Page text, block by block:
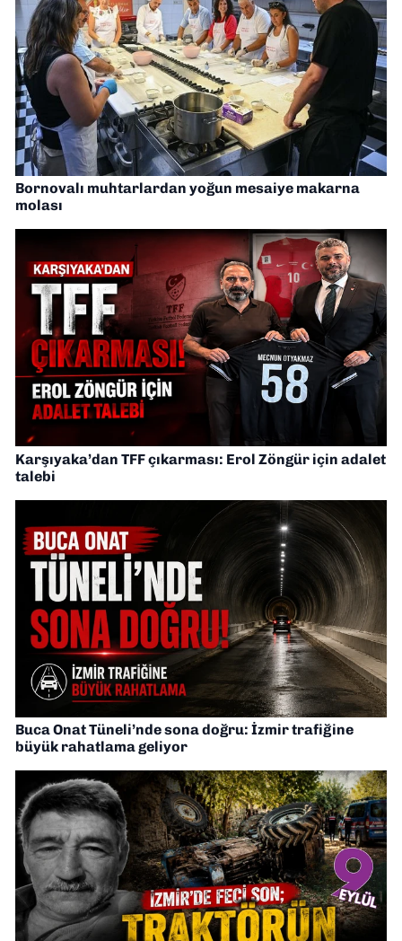
Bornovalı muhtarlardan yoğun mesaiye makarna
molası
Karşıyaka’dan TFF çıkarması: Erol Zöngür için adalet
talebi
Buca Onat Tüneli’nde sona doğru: İzmir trafiğine
büyük rahatlama geliyor